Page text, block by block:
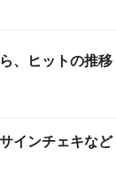
、ヒットの推移
インチェキなど